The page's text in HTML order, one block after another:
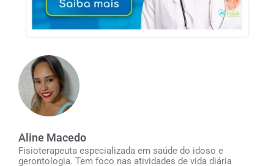
Aline Macedo
Fisioterapeuta especializada em saúde do idoso e
gerontologia. Tem foco nas atividades de vida diária